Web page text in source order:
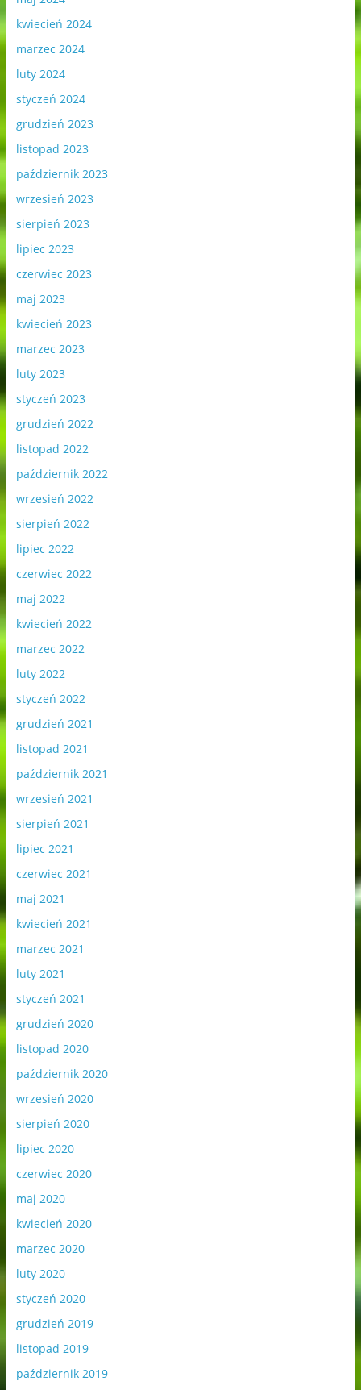
kwiecień 2024
marzec 2024
luty 2024
styczeń 2024
grudzień 2023
listopad 2023
październik 2023
wrzesień 2023
sierpień 2023
lipiec 2023
czerwiec 2023
maj 2023
kwiecień 2023
marzec 2023
luty 2023
styczeń 2023
grudzień 2022
listopad 2022
październik 2022
wrzesień 2022
sierpień 2022
lipiec 2022
czerwiec 2022
maj 2022
kwiecień 2022
marzec 2022
luty 2022
styczeń 2022
grudzień 2021
listopad 2021
październik 2021
wrzesień 2021
sierpień 2021
lipiec 2021
czerwiec 2021
maj 2021
kwiecień 2021
marzec 2021
luty 2021
styczeń 2021
grudzień 2020
listopad 2020
październik 2020
wrzesień 2020
sierpień 2020
lipiec 2020
czerwiec 2020
maj 2020
kwiecień 2020
marzec 2020
luty 2020
styczeń 2020
grudzień 2019
listopad 2019
październik 2019